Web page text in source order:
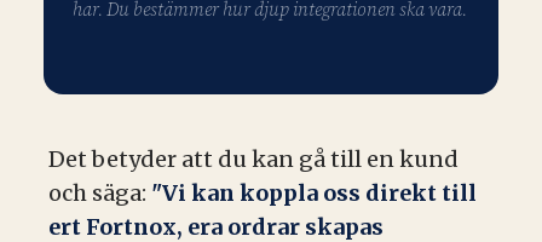
har. Du bestämmer hur djup integrationen ska vara.
Det betyder att du kan gå till en kund
och säga: "Vi kan koppla oss direkt till
ert Fortnox, era ordrar skapas